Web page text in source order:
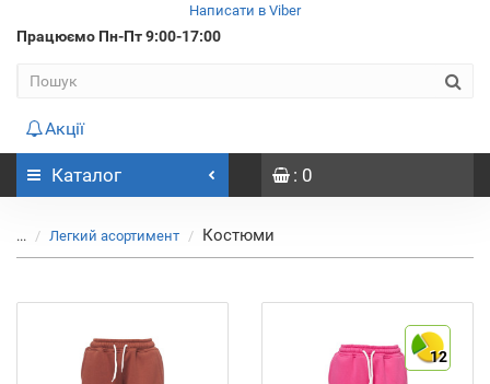
Написати в Viber
Працюємо Пн-Пт 9:00-17:00
Акції
Каталог : 0
... Легкий асортимент Костюми
12